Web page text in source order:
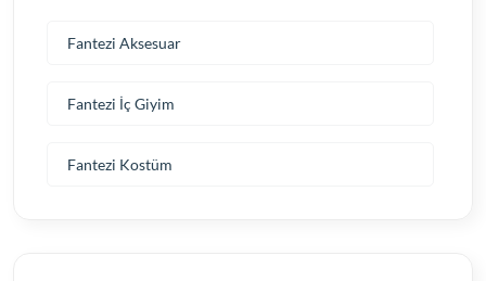
Fantezi Aksesuar
Fantezi İç Giyim
Fantezi Kostüm